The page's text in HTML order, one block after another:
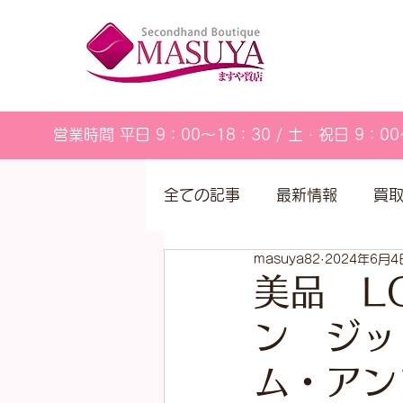
営業時間 平日 9：00～18：30 / 土・祝日 9：
全ての記事 最新情報 買
営業カレンダー
美品
ン ジッ
ム・ア
masuya82 2024年6月4